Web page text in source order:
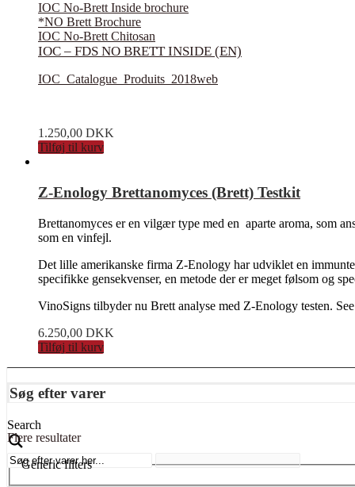
IOC No-Brett Inside brochure
*NO Brett Brochure
IOC No-Brett Chitosan
IOC – FDS NO BRETT INSIDE (EN)
IOC_Catalogue_Produits_2018web
1.250,00 DKK
Tilføj til kurv
Z-Enology Brettanomyces (Brett) Testkit
Brettanomyces er en vilgær type med en aparte aroma, som
som en vinfejl.
Det lille amerikanske firma Z-Enology har udviklet en
specifikke gensekvenser, en metode der er meget følsom og
VinoSigns tilbyder nu Brett analyse med Z-Enology testen.
6.250,00 DKK
Tilføj til kurv
Søg efter varer
Search
Flere resultater
Generic filters